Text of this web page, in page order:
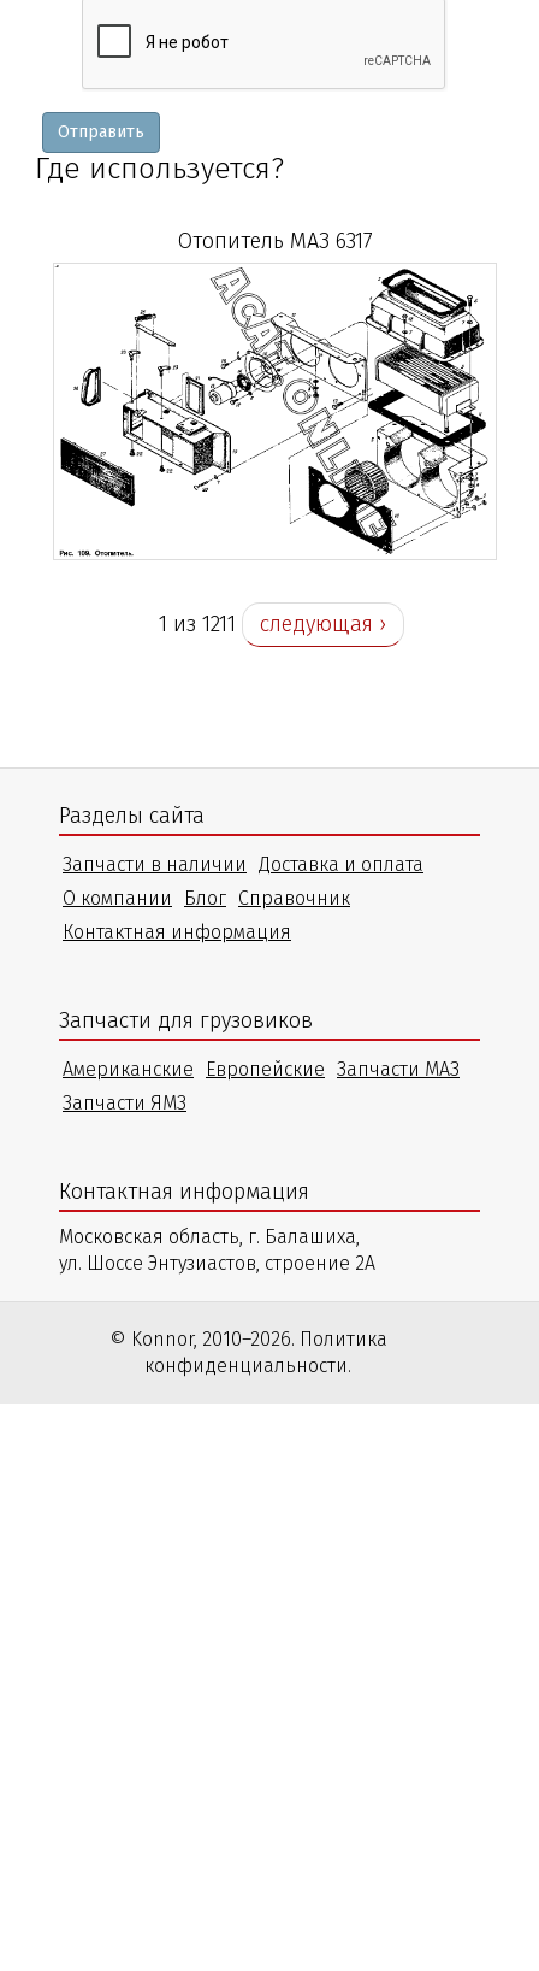
уточнения
Отправить
Где используется?
Отопитель МАЗ 6317
1 из 1211 следующая ›
Разделы сайта
Запчасти в наличии
Доставка и оплата
О компании
Блог Справочник
Контактная информация
Запчасти для грузовиков
Американские Европейские Запчасти МАЗ
Запчасти ЯМЗ
Контактная информация
Московская область, г. Балашиха,
ул. Шоссе Энтузиастов, строение 2А
© Konnor, 2010–2026. Политика
конфиденциальности.